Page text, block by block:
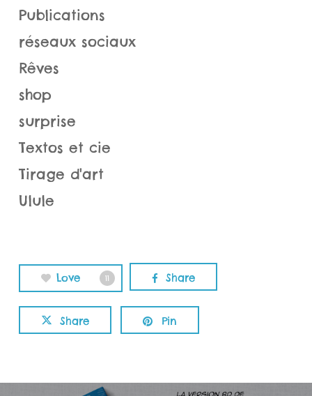
Publications
réseaux sociaux
Rêves
shop
surprise
Textos et cie
Tirage d'art
Ulule
Love 11 Share
Share Pin